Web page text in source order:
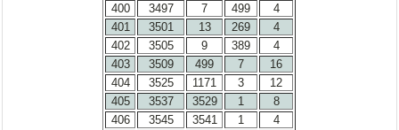
400
3497 7 499
4
401
3501 13 269
4
402
3505 9 389
4
403
3509 499 7
16
404
3525 1171 3
12
405
3537 3529 1
8
406
3545 3541 1
4